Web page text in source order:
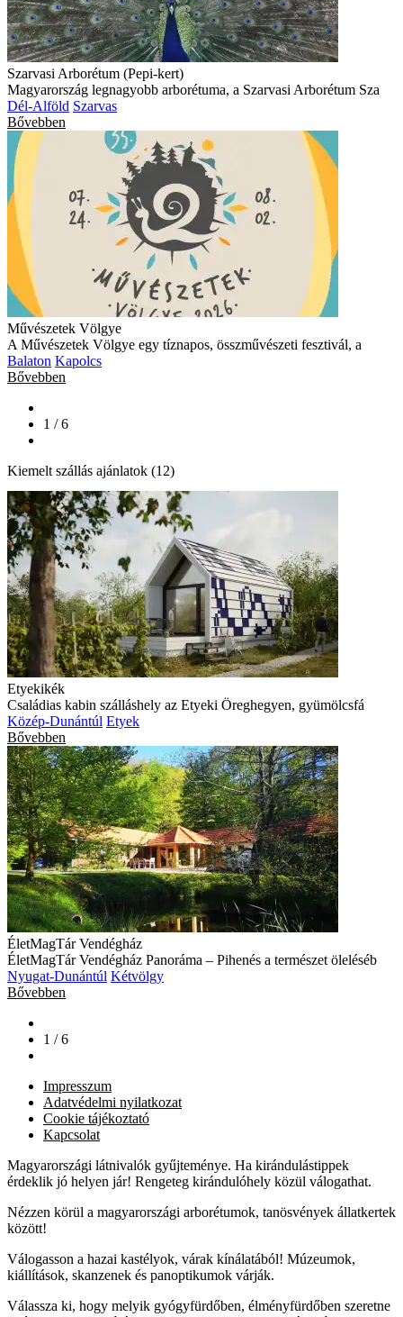
Szarvasi Arborétum (Pepi-kert)
Magyarország legnagyobb arborétuma, a Szarvasi Arborétum Sza
Dél-Alföld Szarvas
Bővebben
Művészetek Völgye
A Művészetek Völgye egy tíznapos, összművészeti fesztivál, a
Balaton Kapolcs
Bővebben
1 / 6
Kiemelt szállás ajánlatok (12)
Etyekikék
Családias kabin szálláshely az Etyeki Öreghegyen, gyümölcsfá
Közép-Dunántúl Etyek
Bővebben
ÉletMagTár Vendégház
ÉletMagTár Vendégház Panoráma – Pihenés a természet öleléséb
Nyugat-Dunántúl Kétvölgy
Bővebben
1 / 6
Impresszum
Adatvédelmi nyilatkozat
Cookie tájékoztató
Kapcsolat
Magyarországi látnivalók gyűjteménye. Ha kirándulástippek
érdeklik jó helyen jár! Rengeteg kirándulóhely közül válogathat.
Nézzen körül a magyarországi arborétumok, tanösvények állatkertek
között!
Válogasson a hazai kastélyok, várak kínálatából! Múzeumok,
kiállítások, skanzenek és panoptikumok várják.
Válassza ki, hogy melyik gyógyfürdőben, élményfürdőben szeretne